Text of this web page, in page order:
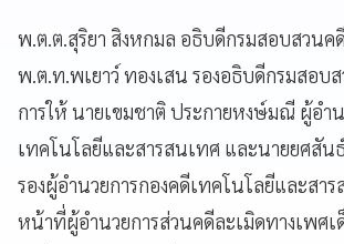
พ.ต.ต.สุริยา สิงหกมล อธิบดีกรมสอบสวน
พ.ต.ท.พเยาว์ ทองเสน รองอธิบดีกรมสอบ
การให้ นายเขมชาติ ประกายหงษ์มณี ผู้อำ
เทคโนโลยีและสารสนเทศ และนายยศสันธ์
รองผู้อำนวยการกองคดีเทคโนโลยีและสา
หน้าที่ผู้อำนวยการส่วนคดีละเมิดทางเพศ